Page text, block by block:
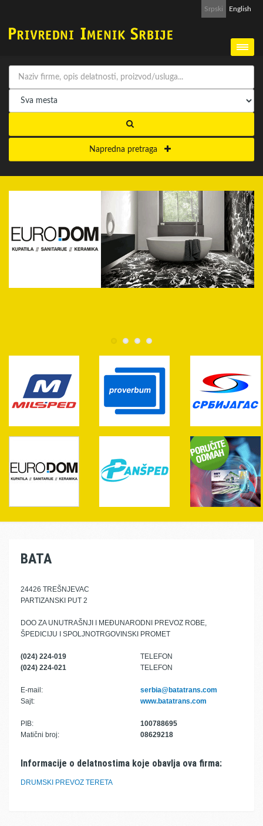
Srpski English
Napredna pretraga
BATA
24426 TREŠNJEVAC
PARTIZANSKI PUT 2
DOO ZA UNUTRAŠNJI I MEĐUNARODNI PREVOZ ROBE,
ŠPEDICIJU I SPOLJNOTRGOVINSKI PROMET
(024) 224-019
TELEFON
(024) 224-021
TELEFON
E-mail:
serbia@batatrans.com
Sajt:
www.batatrans.com
PIB:
100788695
Matični broj:
08629218
Informacije o delatnostima koje obavlja ova firma:
DRUMSKI PREVOZ TERETA